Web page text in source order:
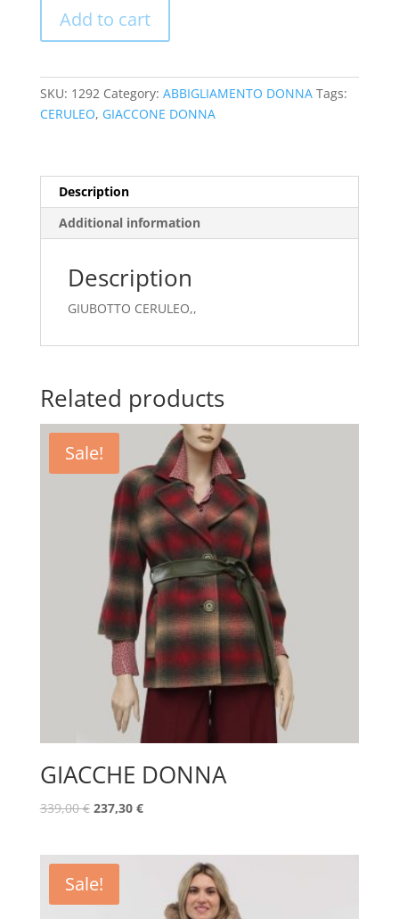
Add to cart
SKU: 1292 Category: ABBIGLIAMENTO DONNA Tags:
CERULEO, GIACCONE DONNA
Description
Additional information
Description
GIUBOTTO CERULEO,,
Related products
Sale!
GIACCHE DONNA
339,00€ 237,30 €
Sale!